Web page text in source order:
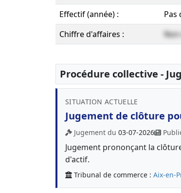
Effectif (année) :
Pas
Chiffre d'affaires :
Procédure collective -
SITUATION ACTUELLE
Jugement de clôture
Jugement du 03-07-2026
Jugement prononçant la
d'actif.
Tribunal de commerce : Aix-en-